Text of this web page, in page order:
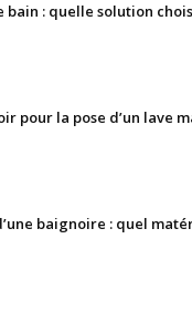
bain : quelle solution
pour la pose d’un lave
baignoire : quel